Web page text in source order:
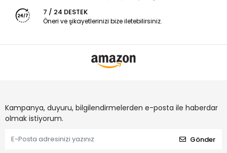
7 / 24 DESTEK
Öneri ve şikayetlerinizi bize iletebilirsiniz.
Kampanya, duyuru, bilgilendirmelerden e-posta ile haberdar
olmak istiyorum.
Gönder